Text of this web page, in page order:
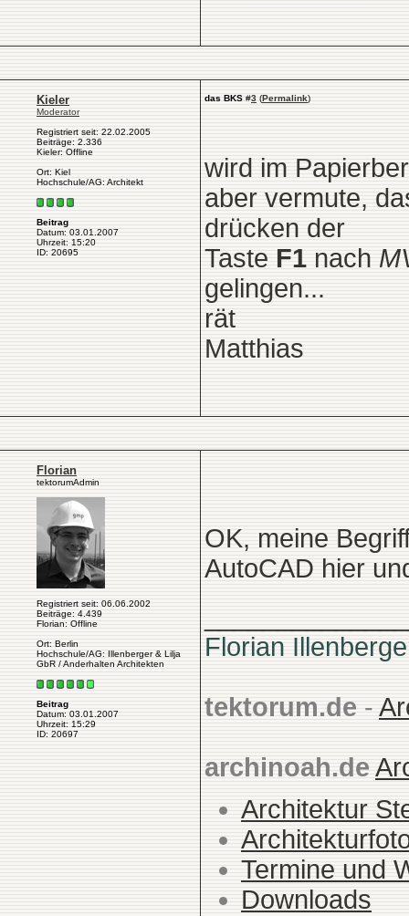
Kieler
Moderator
Registriert seit: 22.02.2005
Beiträge: 2.336
Kieler: Offline
Ort: Kiel
Hochschule/AG: Architekt
Beitrag
Datum: 03.01.2007
Uhrzeit: 15:20
ID: 20695
das BKS #3 (Permalink)
wird im
aber vermute,
drücken der
Taste F1 nach
gelingen...
rät
Matthias
Florian
tektorumAdmin
Registriert seit: 06.06.2002
Beiträge: 4.439
Florian: Offline
Ort: Berlin
Hochschule/AG: Illenberger & Lilja
GbR / Anderhalten Architekten
Beitrag
Datum: 03.01.2007
Uhrzeit: 15:29
ID: 20697
OK, meine
AutoCAD hier
Florian
tektorum.de -
archinoah.de
Architektur
Termine und
Downloads